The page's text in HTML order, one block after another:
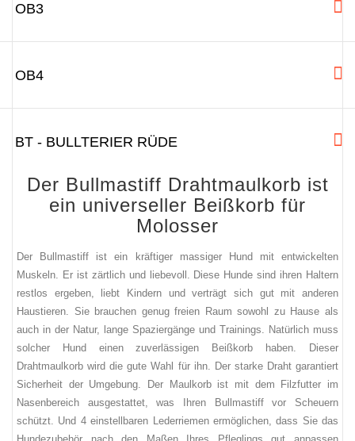
OB3
OB4
BT - BULLTERIER RÜDE
Der Bullmastiff Drahtmaulkorb ist
ein universeller Beißkorb für
Molosser
Der Bullmastiff ist ein kräftiger massiger Hund mit entwickelten
Muskeln. Er ist zärtlich und liebevoll. Diese Hunde sind ihren Haltern
restlos ergeben, liebt Kindern und verträgt sich gut mit anderen
Haustieren. Sie brauchen genug freien Raum sowohl zu Hause als
auch in der Natur, lange Spaziergänge und Trainings.
Natürlich muss
solcher Hund einen zuverlässigen Beißkorb haben. Dieser
Drahtmaulkorb wird die gute Wahl für ihn. Der starke Draht garantiert
Sicherheit der Umgebung. Der Maulkorb ist mit dem Filzfutter im
Nasenbereich ausgestattet, was Ihren Bullmastiff vor Scheuern
schützt. Und 4 einstellbaren Lederriemen ermöglichen, dass Sie das